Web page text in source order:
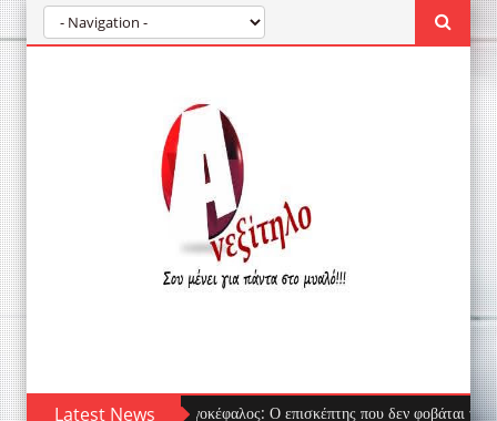
Latest NewsΛαγοκέφαλος: Ο επισκέπτης που δεν φοβάται τίποτα